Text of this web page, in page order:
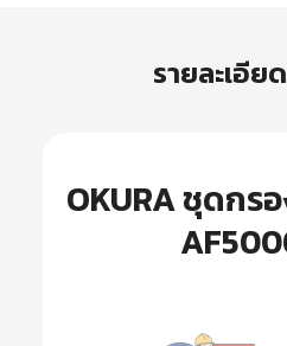
รายละเอีย
OKURA ชุดกร